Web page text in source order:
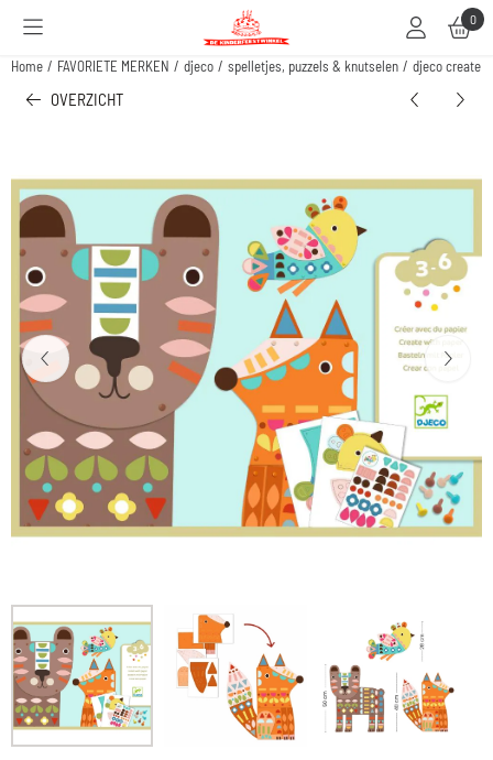
Cookievoorkeuren zijn beschikbaar. Kies instellingen of sta alle cookies toe.0
Home / FAVORIETE MERKEN / djeco / spelletjes, puzzels & knutselen / djeco create
OVERZICHT